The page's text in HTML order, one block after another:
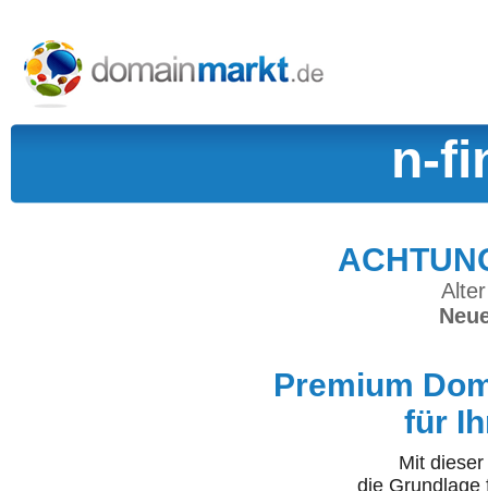
n-
Premium
für
Mit
die